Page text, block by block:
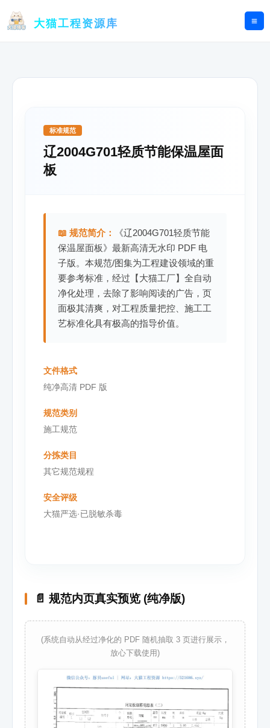
大猫工程资源库
标准规范
辽2004G701轻质节能保温屋面
板
📖 规范简介：
《辽2004G701轻质节能
保温屋面板》最新高清无水印 PDF 电
子版。本规范/图集为工程建设领域的重
要参考标准，经过【大猫工厂】全自动
净化处理，去除了影响阅读的广告，页
面极其清爽，对工程质量把控、施工工
艺标准化具有极高的指导价值。
文件格式
纯净高清 PDF 版
规范类别
施工规范
分拣类目
其它规范规程
安全评级
大猫严选·已脱敏杀毒
📄 规范内页真实预览 (纯净版)
(系统自动从经过净化的 PDF 随机抽取 3 页进行展示，
放心下载使用)